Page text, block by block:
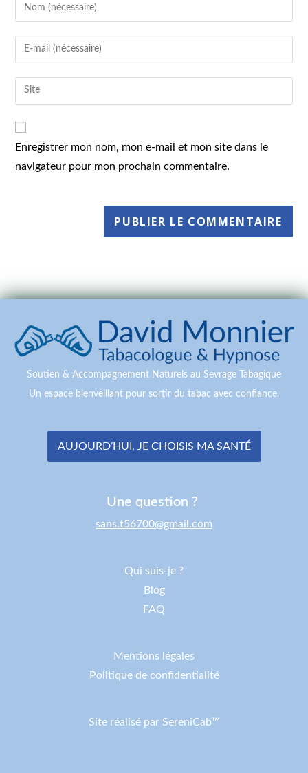
Enregistrer mon nom, mon e-mail et mon site dans le
navigateur pour mon prochain commentaire.
Soutien & Accompagnement Naturels au Sevrage Tabagique
Un espace bienveillant pour sortir du tabac avec confiance.
AUJOURD’HUI, JE CHOISIS MA SANTÉ
Une question ?
sans.t56700@gmail.com
Qui suis-je ?
Blog
FAQ
Mentions légales
Politique de confidentialité
Site réalisé par SereniCab™